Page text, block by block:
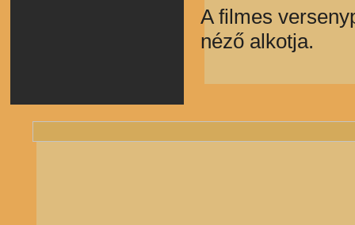
A filmes
néző alkotja.